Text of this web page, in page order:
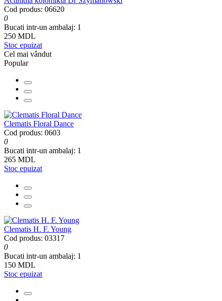
Cod produs: 06620
0
Bucati intr-un ambalaj: 1
250 MDL
Stoc epuizat
Cel mai vândut
Popular
Clematis Floral Dance
Cod produs: 0603
0
Bucati intr-un ambalaj: 1
265 MDL
Stoc epuizat
Clematis H. F. Young
Cod produs: 03317
0
Bucati intr-un ambalaj: 1
150 MDL
Stoc epuizat